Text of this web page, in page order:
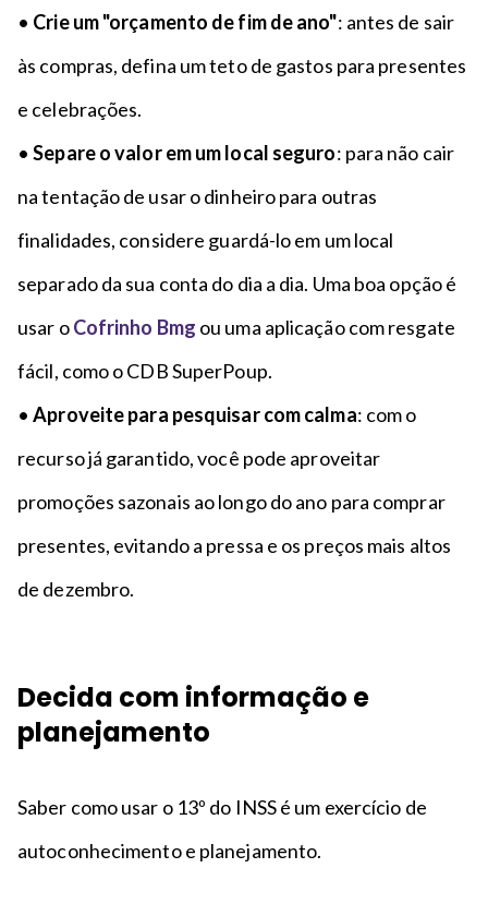
• Crie um "orçamento de fim de ano": antes de sair
às compras, defina um teto de gastos para presentes
e celebrações.
•Separe o valor em um local seguro: para não cair
na tentação de usar o dinheiro para outras
finalidades, considere guardá-lo em um local
separado da sua conta do dia a dia. Uma boa opção é
usar oCofrinho Bmg ou uma aplicação com resgate
fácil, como o CDB SuperPoup.
•Aproveite para pesquisar com calma: com o
recurso já garantido, você pode aproveitar
promoções sazonais ao longo do ano para comprar
presentes, evitando a pressa e os preços mais altos
de dezembro.
Decida com informação e
planejamento
Saber como usar o 13º do INSS é um exercício de
autoconhecimento e planejamento.